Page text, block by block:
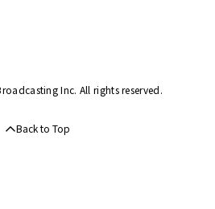
Inc. All rights reserved.
Back to Top